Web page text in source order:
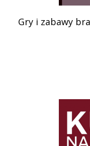
Gry i zabawy